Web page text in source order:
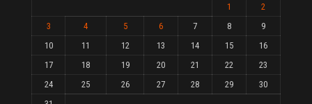
1
2
3
4 5 6 7 8
9
10
11 12 13 14 15
16
17
18 19 20 21 22
23
24
25 26 27 28 29
30